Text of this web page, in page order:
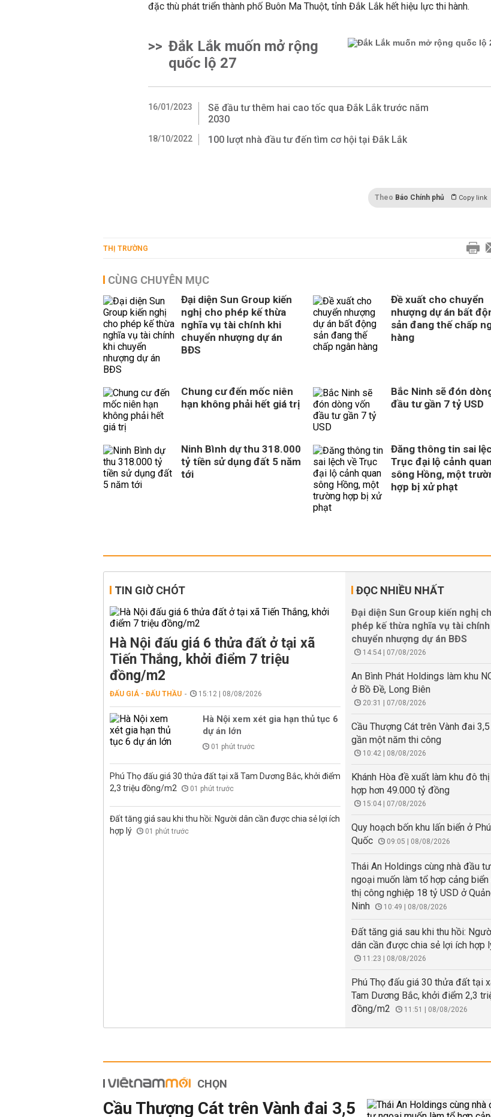
đặc thù phát triển thành phố Buôn Ma Thuột, tỉnh Đắk Lắk hết hiệu lực thi hành.
>> Đắk Lắk muốn mở rộng
quốc lộ 27
16/01/2023
Sẽ đầu tư thêm hai cao tốc qua Đắk Lắk trước năm
2030
18/10/2022 100 lượt nhà đầu tư đến tìm cơ hội tại Đắk Lắk
Theo Báo Chính phủ Copy link
THỊ TRƯỜNG
CÙNG CHUYÊN MỤC
Đại diện Sun Group kiến
nghị cho phép kế thừa
nghĩa vụ tài chính khi
chuyển nhượng dự án
BĐS
Đề xuất cho chuyển
nhượng dự án bất
sản đang thế chấp
hàng
Chung cư đến mốc niên
hạn không phải hết giá trị
Bắc Ninh sẽ đón
đầu tư gần 7 tỷ USD
Ninh Bình dự thu 318.000
tỷ tiền sử dụng đất 5 năm
tới
Đăng thông tin sai
Trục đại lộ cảnh quan
sông Hồng, một
hợp bị xử phạt
TIN GIỜ CHÓT
Hà Nội đấu giá 6 thửa đất ở tại xã
Tiến Thắng, khởi điểm 7 triệu
đồng/m2
ĐẤU GIÁ - ĐẤU THẦU 15:12 | 08/08/2026
Hà Nội xem xét gia hạn thủ tục 6
dự án lớn
01 phút trước
Phú Thọ đấu giá 30 thửa đất tại xã Tam Dương Bắc, khởi điểm
2,3 triệu đồng/m2
01 phút trước
Đất tăng giá sau khi thu hồi: Người dân cần được chia sẻ lợi ích
hợp lý
01 phút trước
ĐỌC NHIỀU NHẤT
Đại diện Sun Group kiến nghị
phép kế thừa nghĩa vụ tài
chuyển nhượng dự án BĐS
14:54 | 07/08/2026
An Bình Phát Holdings làm khu
ở Bồ Đề, Long Biên
20:31 | 07/08/2026
Cầu Thượng Cát trên Vành đai
gần một năm thi công
10:42 | 08/08/2026
Khánh Hòa đề xuất làm khu đô
hợp hơn 49.000 tỷ đồng
15:04 | 07/08/2026
Quy hoạch bốn khu lấn biển ở Phú
Quốc
09:05 | 08/08/2026
Thái An Holdings cùng nhà đầu tư
ngoại muốn làm tổ hợp cảng biển
thị công nghiệp 18 tỷ USD ở
Ninh
10:49 | 08/08/2026
Đất tăng giá sau khi thu hồi:
dân cần được chia sẻ lợi ích hợp
11:23 | 08/08/2026
Phú Thọ đấu giá 30 thửa đất tại
Tam Dương Bắc, khởi điểm 2,3
đồng/m2
11:51 | 08/08/2026
CHỌN
Cầu Thượng Cát trên Vành đai 3,5